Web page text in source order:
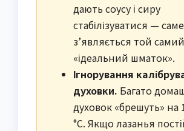
дають соусу і сиру
стабілізуватися —
з’являється той самий
«ідеальний шматок».
Ігнорування
духовки. Багато
духовок «брешуть» на
°C. Якщо лазанья